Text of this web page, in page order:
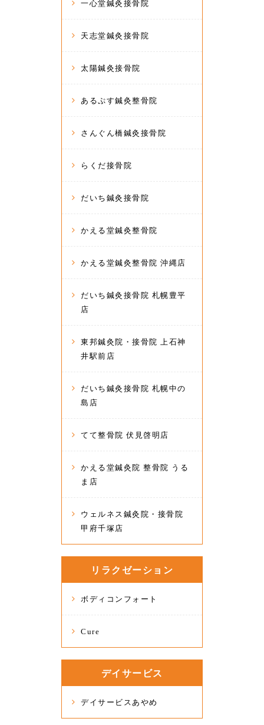
一心堂鍼灸接骨院
天志堂鍼灸接骨院
太陽鍼灸接骨院
あるぷす鍼灸整骨院
さんぐん橋鍼灸接骨院
らくだ接骨院
だいち鍼灸接骨院
かえる堂鍼灸整骨院
かえる堂鍼灸整骨院 沖縄店
だいち鍼灸接骨院 札幌豊平
店
東邦鍼灸院・接骨院 上石神
井駅前店
だいち鍼灸接骨院 札幌中の
島店
てて整骨院 伏見啓明店
かえる堂鍼灸院 整骨院 うる
ま店
ウェルネス鍼灸院・接骨院
甲府千塚店
リラクゼーション
ボディコンフォート
Cure
デイサービス
デイサービスあやめ